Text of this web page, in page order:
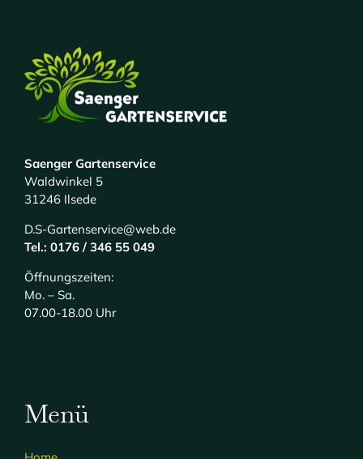
Saenger Gartenservice
Waldwinkel 5
31246 Ilsede
D.S-Gartenservice@web.de
Tel.: 0176 / 346 55 049
Öffnungszeiten:
Mo. – Sa.
07.00-18.00 Uhr
Menü